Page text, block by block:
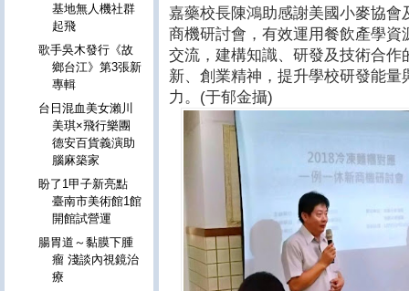
嘉藥校長陳鴻助感謝美國小麥協
商機研討會，有效運用餐飲產學
交流，建構知識、研發及技術合
新、創業精神，提升學校研發能
力。(于郁金攝)
基地無人機社群
起飛
歌手吳木發行《故
鄉台江》第3張新
專輯
台日混血美女瀨川
美琪×飛行樂團
德安百貨義演助
腦麻築家
盼了1甲子新亮點
臺南市美術館1館
開館試營運
腸胃道～黏膜下腫
瘤 淺談內視鏡治
療